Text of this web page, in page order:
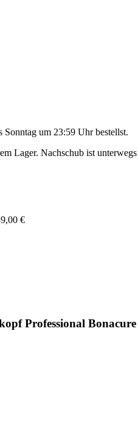
Sonntag um 23:59 Uhrbestellst.
Lager. Nachschub ist
€
Professional